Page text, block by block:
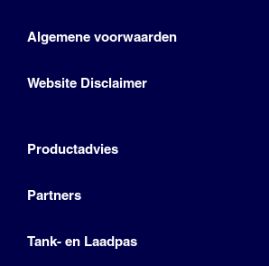
Algemene voorwaarden
Website Disclaimer
Productadvies
Partners
Tank- en Laadpas